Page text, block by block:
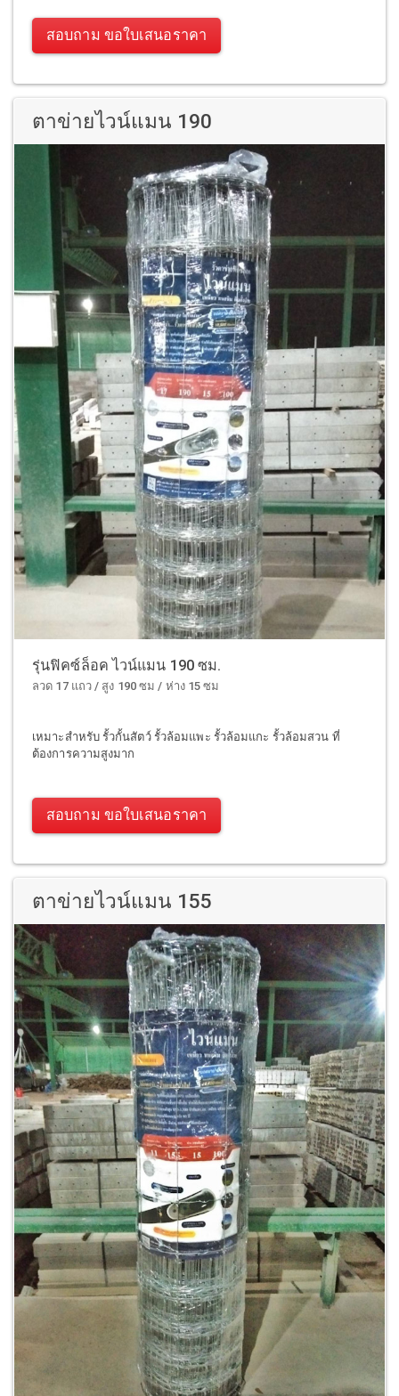
สอบถาม ขอใบเสนอราคา
ตาข่ายไวน์แมน 190
รุ่นฟิคซ์ล็อค ไวน์แมน 190 ซม.
ลวด 17 แถว / สูง 190 ซม / ห่าง 15 ซม
เหมาะสำหรับ รั้วกั้นสัตว์ รั้วล้อมแพะ รั้วล้อมแกะ รั้วล้อมสวน ที่
ต้องการความสูงมาก
สอบถาม ขอใบเสนอราคา
ตาข่ายไวน์แมน 155